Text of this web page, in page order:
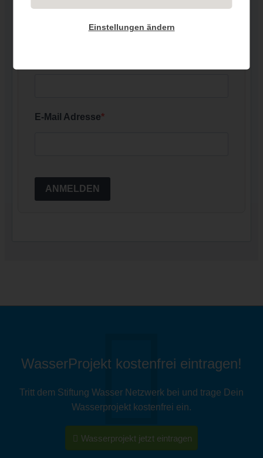
E-Mail Adresse
ANMELDEN
WasserProjekt kostenfrei eintragen!
Tritt dem Stiftung Wasser Netzwerk bei und trage Dein
Wasserprojekt kostenfrei ein.
Wasserprojekt jetzt eintragen
Einstellungen ändern